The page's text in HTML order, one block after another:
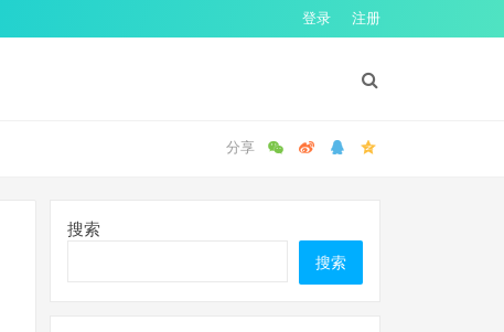
登录 注册
搜索
搜索